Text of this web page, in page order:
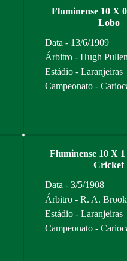
Fluminense 10 X
Lobo
Data - 13/6/1909
Árbitro - Hugh Pullen
Estádio - Laranjeiras
Campeonato -
Fluminense 10 X
Cricket
Data - 3/5/1908
Árbitro - R. A.
Estádio - Laranjeiras
Campeonato -